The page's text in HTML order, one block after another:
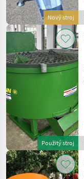
Nový stroj
Použitý stroj